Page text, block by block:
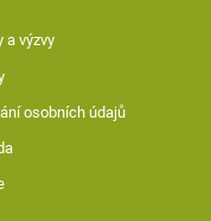
a výzvy
osobních údajů